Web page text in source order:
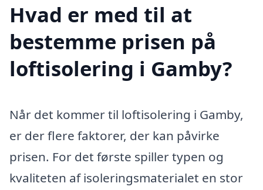
Hvad er med til at
bestemme prisen på
loftisolering i Gamby?
Når det kommer til loftisolering i Gamby,
er der flere faktorer, der kan påvirke
prisen. For det første spiller typen og
kvaliteten af isoleringsmaterialet en stor